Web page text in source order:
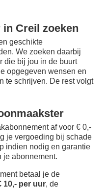
Creil zoeken
geschikte
We zoeken daarbij
die bij jou in de buurt
opgegeven wensen en
te schrijven. De rest volgt
af voor € 0,-
je vergoeding bij schade
indien nodig en garantie
je abonnement.
betaal je de
10,- per uur, de